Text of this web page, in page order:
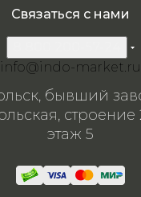
Связаться с нами
info@indo-market.ru
бывший
строение
этаж 5